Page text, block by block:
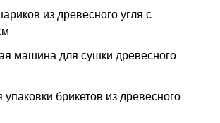
из древесного угля с
машина для сушки древесного
брикетов из древесного